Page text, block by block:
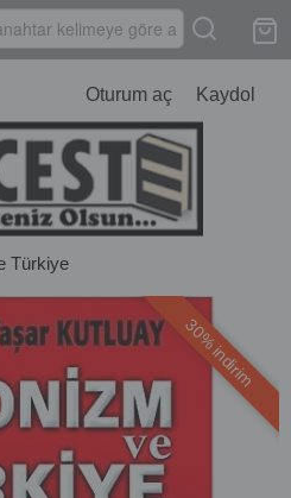
Oturum aç Kaydol
Türkiye
30% indirim